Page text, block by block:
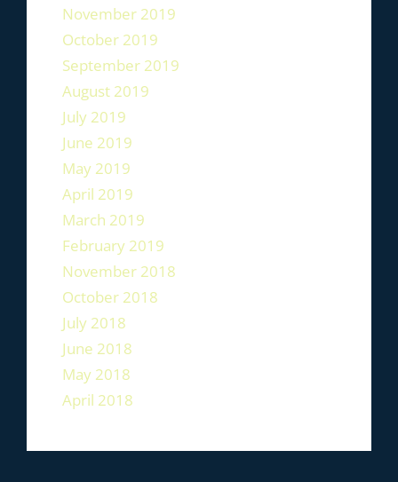
November 2019
October 2019
September 2019
August 2019
July 2019
June 2019
May 2019
April 2019
March 2019
February 2019
November 2018
October 2018
July 2018
June 2018
May 2018
April 2018